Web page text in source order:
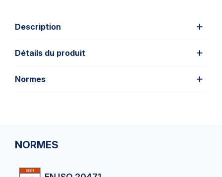
Description
Détails du produit
Normes
NORMES